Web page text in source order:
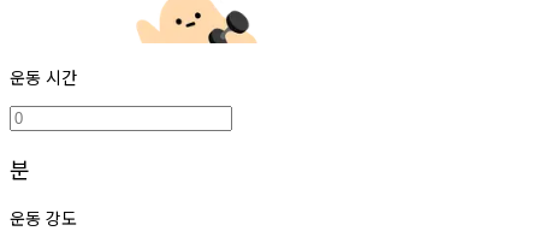
운동 시간
분
운동 강도